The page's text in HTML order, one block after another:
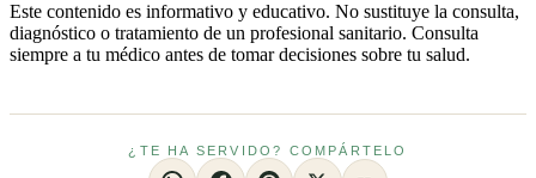
Este contenido es informativo y educativo. No sustituye la consulta,
diagnóstico o tratamiento de un profesional sanitario. Consulta
siempre a tu médico antes de tomar decisiones sobre tu salud.
¿TE HA SERVIDO? COMPÁRTELO